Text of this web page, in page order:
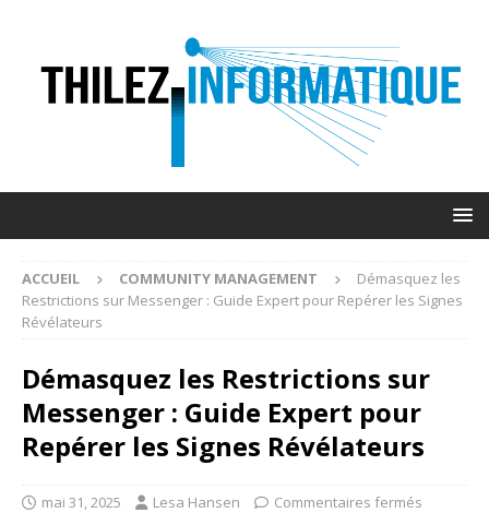
ACCUEIL COMMUNITY MANAGEMENT
Démasquez les
Restrictions sur Messenger : Guide Expert pour Repérer les Signes
Révélateurs
Démasquez les Restrictions sur
Messenger : Guide Expert pour
Repérer les Signes Révélateurs
mai 31, 2025 Lesa Hansen Commentaires fermés